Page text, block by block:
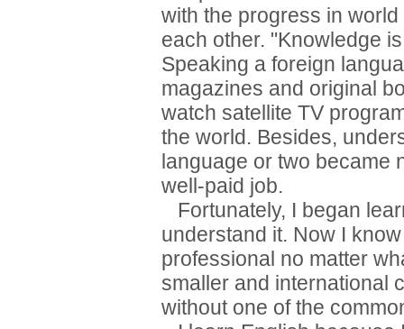
with the progress in
each other. "Knowledge
Speaking a foreign
magazines and original
watch satellite TV
the world. Besides,
language or two became
well-paid job.
Fortunately, I began
understand it. Now I
professional no matter
smaller and international
without one of the